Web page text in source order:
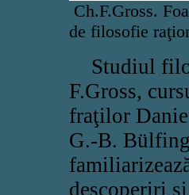
Ch.F.Gross.
de filosofie
Studiul
F.Gross,
fraţilor
G.-B.
descoperiri